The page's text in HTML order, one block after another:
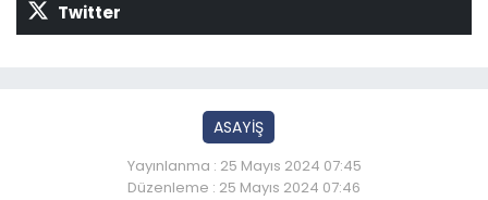
Twitter
ASAYİŞ
Yayınlanma : 25 Mayıs 2024 07:45
Düzenleme : 25 Mayıs 2024 07:46